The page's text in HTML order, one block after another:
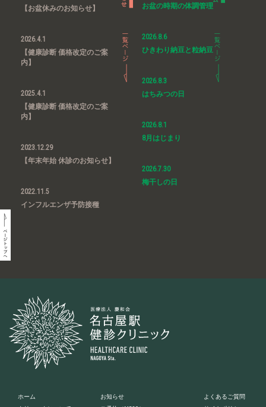
【お盆休みのお知らせ】
2026.4.1
【健康診断 価格改定のご案
内】
2025.4.1
【健康診断 価格改定のご案
内】
2023.12.29
【年末年始 休診のお知らせ】
2022.11.5
インフルエンザ予防接種
お盆の時期の体調管理
2026.8.6
ひきわり納豆と粒納豆
2026.8.3
はちみつの日
2026.8.1
8月はじまり
2026.7.30
梅干しの日
ホーム
お知らせ
よくあるご質問